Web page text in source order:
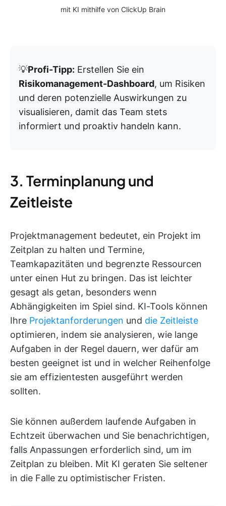
mit KI mithilfe von ClickUp Brain
💡Profi-Tipp: Erstellen Sie ein
Risikomanagement-Dashboard, um Risiken
und deren potenzielle Auswirkungen zu
visualisieren, damit das Team stets
informiert und proaktiv handeln kann.
3. Terminplanung und
Zeitleiste
Projektmanagement bedeutet, ein Projekt im
Zeitplan zu halten und Termine,
Teamkapazitäten und begrenzte Ressourcen
unter einen Hut zu bringen. Das ist leichter
gesagt als getan, besonders wenn
Abhängigkeiten im Spiel sind. KI-Tools können
Ihre Projektanforderungen und die Zeitleiste
optimieren, indem sie analysieren, wie lange
Aufgaben in der Regel dauern, wer dafür am
besten geeignet ist und in welcher Reihenfolge
sie am effizientesten ausgeführt werden
sollten.
Sie können außerdem laufende Aufgaben in
Echtzeit überwachen und Sie benachrichtigen,
falls Anpassungen erforderlich sind, um im
Zeitplan zu bleiben. Mit KI geraten Sie seltener
in die Falle zu optimistischer Fristen.